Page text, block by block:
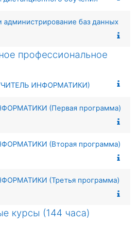
администрирование баз данных
профессиональное
ИНФОРМАТИКИ)
(Первая программа)
(Вторая программа)
(Третья программа)
курсы (144 часа)